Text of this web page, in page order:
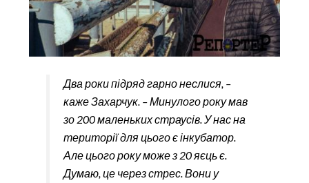
Два роки підряд гарно неслися, –
каже Захарчук. – Минулого року мав
зо 200 маленьких страусів. У нас на
території для цього є інкубатор.
Але цього року може з 20 яєць є.
Думаю, це через стрес. Вони у